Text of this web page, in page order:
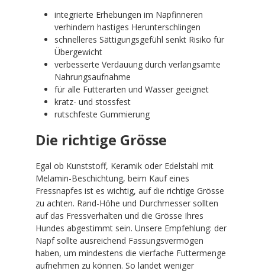
integrierte Erhebungen im Napfinneren
verhindern hastiges Herunterschlingen
schnelleres Sättigungsgefühl senkt Risiko für
Übergewicht
verbesserte Verdauung durch verlangsamte
Nahrungsaufnahme
für alle Futterarten und Wasser geeignet
kratz- und stossfest
rutschfeste Gummierung
Die richtige Grösse
Egal ob Kunststoff, Keramik oder Edelstahl mit
Melamin-Beschichtung, beim Kauf eines
Fressnapfes ist es wichtig, auf die richtige Grösse
zu achten. Rand-Höhe und Durchmesser sollten
auf das Fressverhalten und die Grösse Ihres
Hundes abgestimmt sein. Unsere Empfehlung: der
Napf sollte ausreichend Fassungsvermögen
haben, um mindestens die vierfache Futtermenge
aufnehmen zu können. So landet weniger